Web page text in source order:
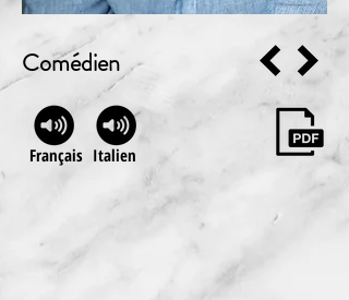
Comédien
Italien
Français